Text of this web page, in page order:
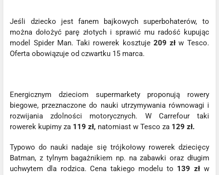
Jeśli dziecko jest fanem bajkowych superbohaterów, to
można dołożyć parę złotych i sprawić mu radość kupując
model Spider Man. Taki rowerek kosztuje209 złw Tesco.
Oferta obowiązuje od czwartku 15 marca.
Energicznym dzieciom supermarkety proponują rowery
biegowe, przeznaczone do nauki utrzymywania równowagi i
rozwijania zdolności motorycznych. W Carrefour taki
rowerek kupimy za 119 zł, natomiast w Tesco za 129 zł.
Typowo do nauki nadaje się trójkołowy rowerek dziecięcy
Batman, z tylnym bagażnikiem np. na zabawki oraz długim
uchwytem dla rodzica. Cena takiego modelu to 139 zł w